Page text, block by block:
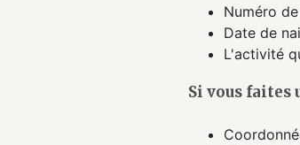
Numéro
Date de
L'activité
Si vous faites